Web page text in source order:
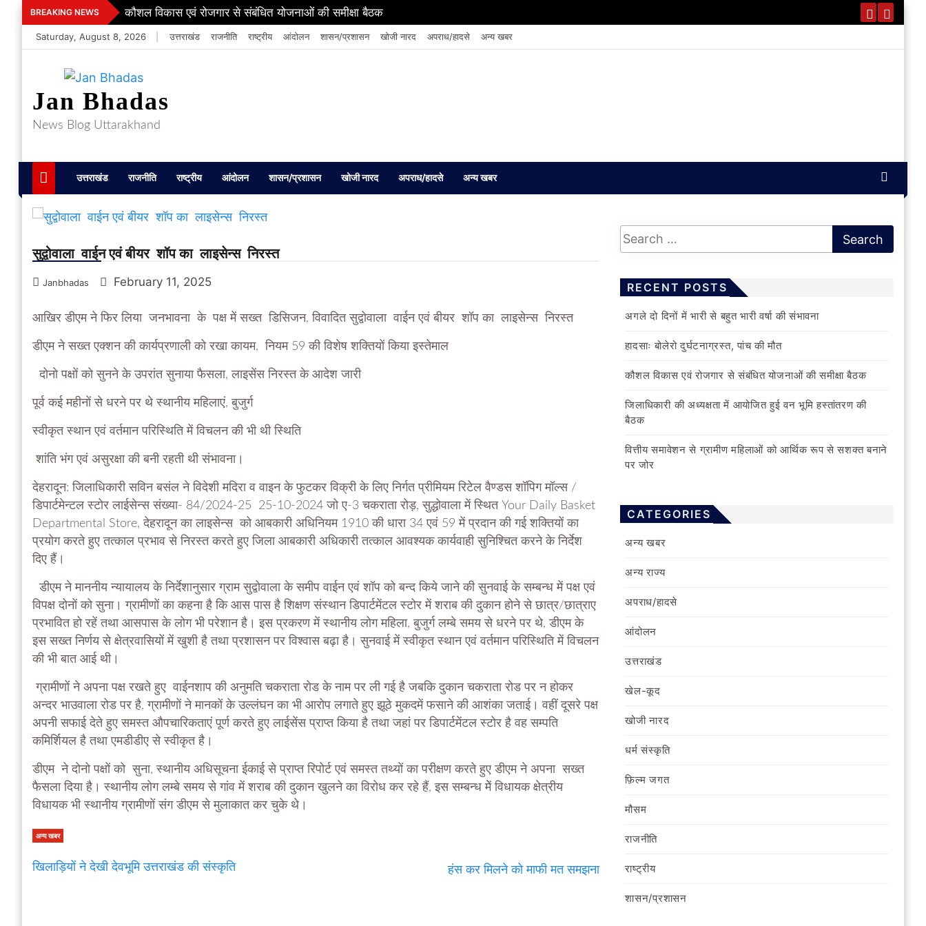
Skip
to
content
BREAKING NEWS कौशल विकास एवं रोजगार से संबंधित योजनाओं की समीक्षा बैठक
Saturday, August 8, 2026 उत्तराखंड राजनीति राष्ट्रीय आंदोलन शासन/प्रशासन खोजी नारद अपराध/हादसे अन्य खबर
Jan Bhadas
News Blog Uttarakhand
उत्तराखंड राजनीति राष्ट्रीय आंदोलन शासन/प्रशासन खोजी नारद अपराध/हादसे अन्य खबर
सुद्वोवाला वाईन एवं बीयर शॉप का लाइसेन्स निरस्त
Janbhadas February 11, 2025
आखिर डीएम ने फिर लिया जनभावना के पक्ष में सख्त डिसिजन, विवादित सुद्वोवाला वाईन एवं बीयर शॉप का लाइसेन्स निरस्त
डीएम ने सख्त एक्शन की कार्यप्रणाली को रखा कायम, नियम 59 की विशेष शक्तियों किया इस्तेमाल
दोनो पक्षों को सुनने के उपरांत सुनाया फैसला, लाइसेंस निरस्त के आदेश जारी
पूर्व कई महीनों से धरने पर थे स्थानीय महिलाएं, बुजुर्ग
स्वीकृत स्थान एवं वर्तमान परिस्थिति में विचलन की भी थी स्थिति
शांति भंग एवं असुरक्षा की बनी रहती थी संभावना।
देहरादून: जिलाधिकारी सविन बसंल ने विदेशी मदिरा व वाइन के फुटकर विक्री के लिए निर्गत प्रीमियम रिटेल वैण्डस शॉपिग मॉल्स /
डिपार्टमेन्टल स्टोर लाईसेन्स संख्या- 84/2024-25 25-10-2024 जो ए-3 चकराता रोड़, सुद्धोवाला में स्थित Your Daily Basket
Departmental Store, देहरादून का लाइसेन्स को आबकारी अधिनियम 1910 की धारा 34 एवं 59 में प्रदान की गई शक्तियों का
प्रयोग करते हुए तत्काल प्रभाव से निरस्त करते हुए जिला आबकारी अधिकारी तत्काल आवश्यक कार्यवाही सुनिश्चित करने के निर्देश
दिए हैं।
डीएम ने माननीय न्यायालय के निर्देशानुसार ग्राम सुद्वोवाला के समीप वाईन एवं शॉप को बन्द किये जाने की सुनवाई के सम्बन्ध में पक्ष एवं
विपक्ष दोनों को सुना। ग्रामीणों का कहना है कि आस पास है शिक्षण संस्थान डिपार्टमेंटल स्टोर में शराब की दुकान होने से छात्र/छात्राए
प्रभावित हो रहें तथा आसपास के लोग भी परेशान है। इस प्रकरण में स्थानीय लोग महिला, बुजुर्ग लम्बे समय से धरने पर थे, डीएम के
इस सख्त निर्णय से क्षेत्रवासियों में खुशी है तथा प्रशासन पर विश्वास बढ़ा है। सुनवाई में स्वीकृत स्थान एवं वर्तमान परिस्थिति में विचलन
की भी बात आई थी।
ग्रामीणों ने अपना पक्ष रखते हुए वाईनशाप की अनुमति चकराता रोड के नाम पर ली गई है जबकि दुकान चकराता रोड पर न होकर
अन्दर भाउवाला रोड पर है, ग्रामीणों ने मानकों के उल्लंघन का भी आरोप लगाते हुए झूठे मुकदमें फसाने की आशंका जताई। वहीं दूसरे पक्ष
अपनी सफाई देते हुए समस्त औपचारिकताएं पूर्ण करते हुए लाईसेंस प्राप्त किया है तथा जहां पर डिपार्टमेंटल स्टोर है वह सम्पति
कमिर्शियल है तथा एमडीडीए से स्वीकृत है।
डीएम ने दोनो पक्षों को सुना, स्थानीय अधिसूचना ईकाई से प्राप्त रिपोर्ट एवं समस्त तथ्यों का परीक्षण करते हुए डीएम ने अपना सख्त
फैसला दिया है। स्थानीय लोग लम्बे समय से गांव में शराब की दुकान खुलने का विरोध कर रहे हैं, इस सम्बन्ध मेें विधायक क्षेत्रीय
विधायक भी स्थानीय ग्रामीणों संग डीएम से मुलाकात कर चुके थे।
अन्य खबर
खिलाड़ियों ने देखी देवभूमि उत्तराखंड की संस्कृति हंस कर मिलने को माफी मत समझना
RECENT POSTS
अगले दो दिनों में भारी से बहुत भारी वर्षा की संभावना
हादसाः बोलेरो दुर्घटनाग्रस्त, पांच की मौत
कौशल विकास एवं रोजगार से संबंधित योजनाओं की समीक्षा बैठक
जिलाधिकारी की अध्यक्षता में आयोजित हुई वन भूमि हस्तांतरण की
बैठक
वित्तीय समावेशन से ग्रामीण महिलाओं को आर्थिक रूप से सशक्त बनाने
पर जोर
CATEGORIES
अन्य खबर
अन्य राज्य
अपराध/हादसे
आंदोलन
उत्तराखंड
खेल-कूद
खोजी नारद
धर्म संस्कृति
फ़िल्‍म जगत
मौसम
राजनीति
राष्ट्रीय
शासन/प्रशासन